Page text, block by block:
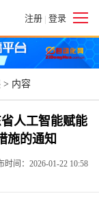
注册 | 登录
> 内容
人工智能赋能
施的通知
间：2026-01-22 10:58